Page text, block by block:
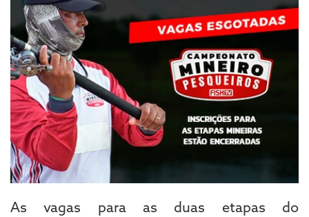
As vagas para as duas etapas do